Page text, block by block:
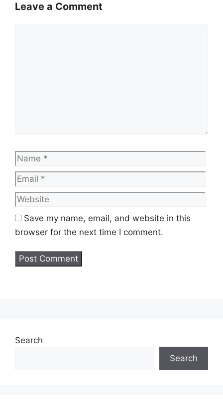
Leave a Comment
Name
Save my name, email, and website in this
browser for the next time I comment.
Search
Search